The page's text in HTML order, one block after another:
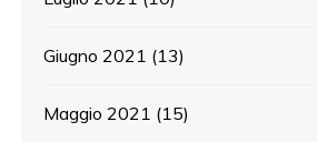
Giugno 2021 (13)
Maggio 2021 (15)